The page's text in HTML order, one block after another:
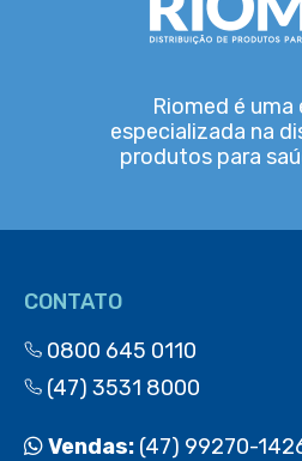
Riomed é uma
especializada na
produtos para
CONTATO
0800 645 0110
(47) 3531 8000
Vendas: (47) 99270-